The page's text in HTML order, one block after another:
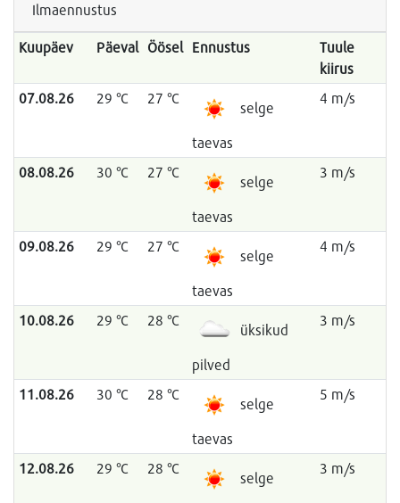
Ilmaennustus
Kuupäev Päeval Öösel Ennustus
Tuule
kiirus
07.08.26
29 °C 27 °C
selge
taevas
4 m/s
08.08.26 30 °C 27 °C
selge
taevas
3 m/s
09.08.26 29 °C 27 °C
selge
taevas
4 m/s
10.08.26 29 °C 28 °C
üksikud
pilved
3 m/s
11.08.26 30 °C 28 °C
selge
taevas
5 m/s
12.08.26 29 °C 28 °C
selge
3 m/s